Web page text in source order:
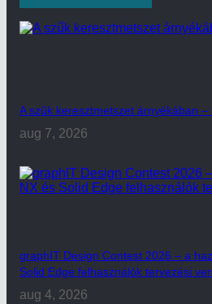
A szűk keresztmetszet árnyékában
aug 7, 2026
graphIT Design Contest 2026 – a
Solid Edge felhasználók tervezési
aug 4, 2026